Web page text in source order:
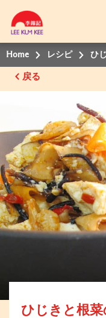
Home レシピ ひ
戻る
ひじきと根菜